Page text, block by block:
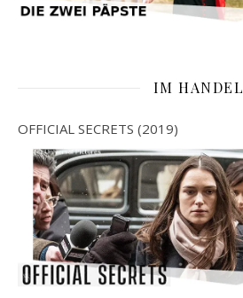
IM HANDEL
OFFICIAL SECRETS (2019)